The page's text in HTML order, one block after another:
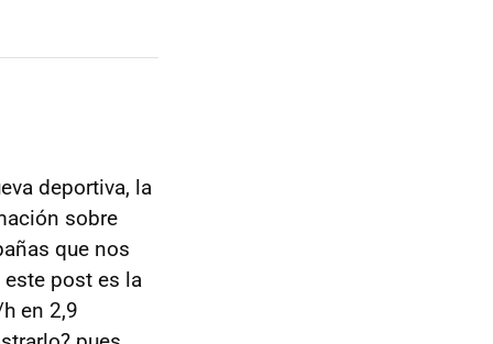
deportiva, la
sobre
que nos
post es la
en 2,9